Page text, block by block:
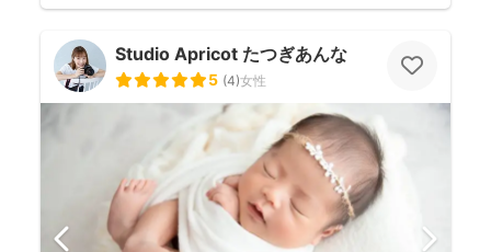
Studio Apricot たつぎあんな
5 (4)女性